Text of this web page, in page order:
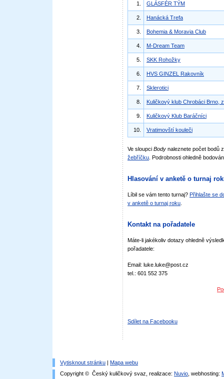
1. GLÁSFÉR TÝM
2. Hanácká Trefa
3. Bohemia & Moravia Club
4. M-Dream Team
5. SKK Rohožky
6. HVS GINZEL Rakovník
7. Sklerotici
8. Kuličkový klub Chrobáci Brno,
9. Kuličkový Klub Baráčníci
10. Vratimovští kouleči
Ve sloupci Body naleznete počet bodů
žebříčku . Podrobnosti ohledně
Hlasování v anketě o turnaj
Líbil se vám tento turnaj? Přihlašte se
v anketě o turnaj roku
Kontakt na pořadatele
Máte-li jakékoliv dotazy ohledně
pořadatele:
Email: luke.luke@post.cz
tel.: 601 552 375
Sdílet na Facebooku
Vytisknout stránku | Mapa webu
Copyright © Český kuličkový svaz, realizace: Nuvio , webhosting: